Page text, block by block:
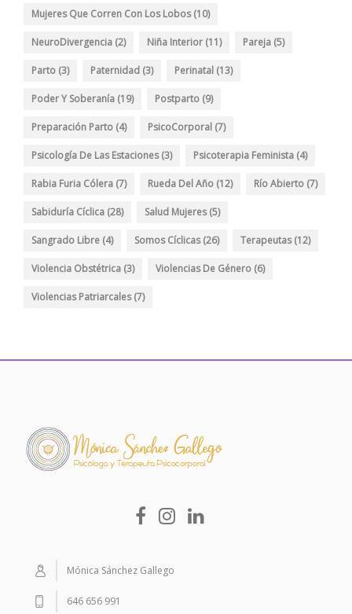
Mujeres Que Corren Con Los Lobos(10)
NeuroDivergencia (2) Niña Interior (11) Pareja (5)
Parto (3) Paternidad (3) Perinatal (13)
Poder Y Soberanía (19) Postparto (9)
Preparación Parto (4) PsicoCorporal (7)
Psicología De Las Estaciones(3) Psicoterapia Feminista (4)
Rabia Furia Cólera (7) Rueda Del Año (12) Río Abierto (7)
Sabiduría Cíclica (28) Salud Mujeres(5)
Sangrado Libre (4) Somos Cíclicas(26) Terapeutas(12)
Violencia Obstétrica (3) Violencias De Género (6)
Violencias Patriarcales(7)
Mónica Sánchez Gallego
646 656 991